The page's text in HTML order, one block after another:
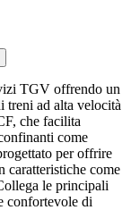
TGV offrendo un
treni ad alta velocità
che facilita
come
per offrire
caratteristiche come
le principali
confortevole di